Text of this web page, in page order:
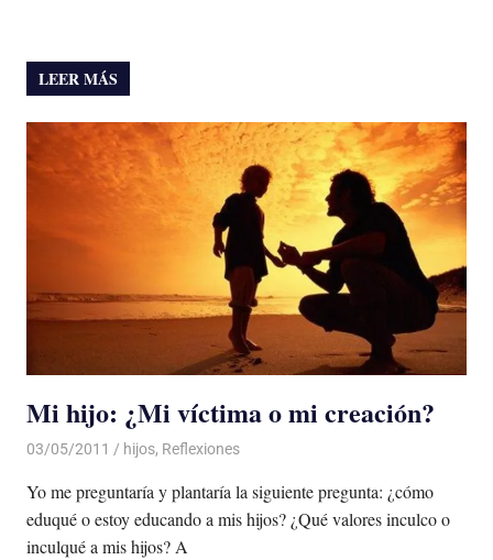
LEER MÁS
Mi hijo: ¿Mi víctima o mi creación?
03/05/2011 De todo un Poco
hijos, Reflexiones
Yo me preguntaría y plantaría la siguiente pregunta: ¿cómo
eduqué o estoy educando a mis hijos? ¿Qué valores inculco o
inculqué a mis hijos? A